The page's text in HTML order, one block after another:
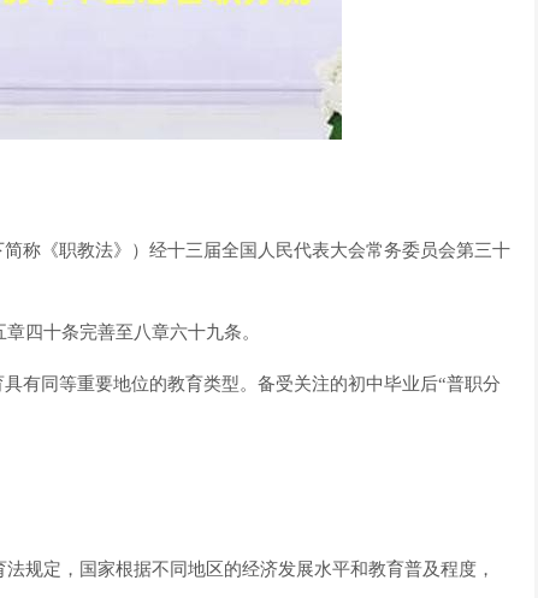
称《职教法》）经十三届全国人民代表大会常务委员会第三十
四十条完善至八章六十九条。
有同等重要地位的教育类型。备受关注的初中毕业后“普职分
规定，国家根据不同地区的经济发展水平和教育普及程度，